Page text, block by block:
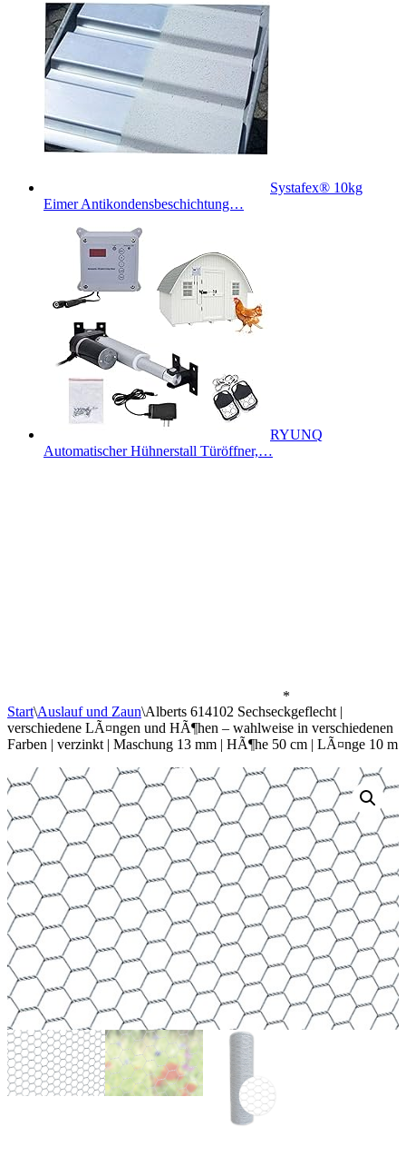
Systafex® 10kg
Eimer Antikondensbeschichtung…
RYUNQ
Automatischer Hühnerstall Türöffner,…
*
Start\Auslauf und Zaun\Alberts 614102 Sechseckgeflecht |
verschiedene LÃ¤ngen und HÃ¶hen – wahlweise in verschiedenen
Farben | verzinkt | Maschung 13 mm | HÃ¶he 50 cm | LÃ¤nge 10 m